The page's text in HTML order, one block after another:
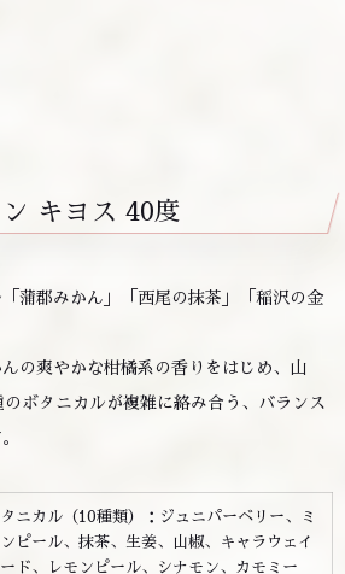
キヨス 40度
蒲郡みかん」「西尾の抹茶」「稲沢の金
の爽やかな柑橘系の香りをはじめ、山
ボタニカルが複雑に絡み合う、バランス
ニカル（10種類）：ジュニパーベリー、ミ
ピール、抹茶、生姜、山椒、キャラウェイ
ド、レモンピール、シナモン、カモミー